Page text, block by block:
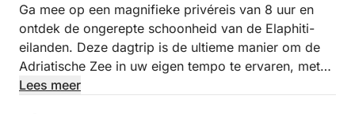
Ga mee op een magnifieke privéreis van 8 uur en
ontdek de ongerepte schoonheid van de Elaphiti-
eilanden. Deze dagtrip is de ultieme manier om de
Adriatische Zee in uw eigen tempo te ervaren, met
handige ophaalmogelijkheden vanuit Cavtat,
Lees meer